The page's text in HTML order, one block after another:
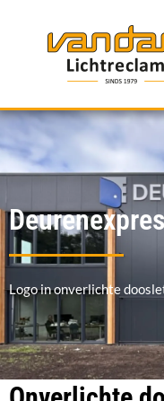
Logo in onverlichte